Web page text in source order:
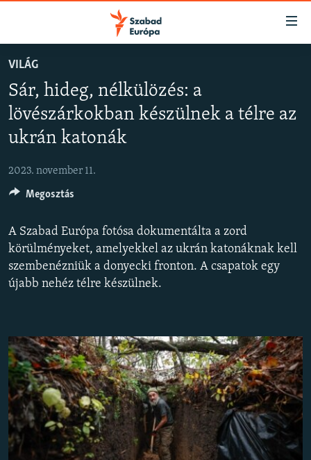
Akadálymentes
Ugrás
fő
oldalra
Ugrás
AKTUÁLIS
PODCASTOK
ELEMZŐ
NER15
SZABADON
TÁRSADALOM
DEMOKRÁCIA
VILÁG
KLÍMAVÁLTOZÁS
A MÚLT TANULSÁGAI
KÖVESSEN MINKET!
VILÁG
Sár, hideg, nélkülözés: a
lövészárkokban készülnek a télre az
ukrán katonák
2023. november 11.
A Szabad Európa fotósa dokumentálta a zord
körülményeket, amelyekkel az ukrán katonáknak kell
szembenézniük a donyecki fronton. A csapatok egy
újabb nehéz télre készülnek.
Megosztás
FELIRATKOZÁS